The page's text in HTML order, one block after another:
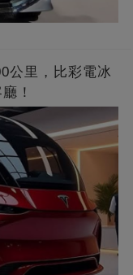
公里，比彩電冰
！